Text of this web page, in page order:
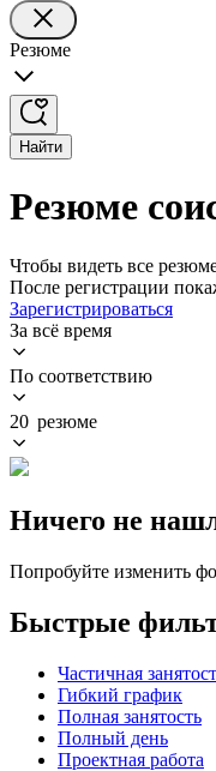
Резюме
Найти
Резюме
Чтобы видеть все
После регистрации
Зарегистрироваться
За всё время
По соответствию
20 резюме
Ничего не
Попробуйте изменить
Быстрые
Частичная
Гибкий график
Полная занятость
Полный день
Проектная работа